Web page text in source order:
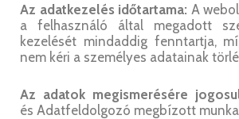
Az adatkezelés időtartama: A
a felhasználó által megadott
kezelését mindaddig fenntartja,
nem kéri a személyes adatainak
Az adatok megismerésére
és Adatfeldolgozó megbízott